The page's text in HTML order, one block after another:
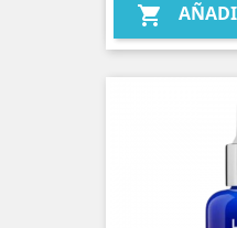
